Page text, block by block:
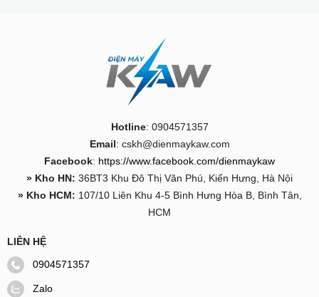
Hotline: 0904571357
Email: cskh@dienmaykaw.com
Facebook: https://www.facebook.com/dienmaykaw
» Kho HN: 36BT3 Khu Đô Thị Văn Phú, Kiến Hưng, Hà Nội
» Kho HCM: 107/10 Liên Khu 4-5 Bình Hưng Hòa B, Bình Tân,
HCM
LIÊN HỆ
0904571357
Zalo